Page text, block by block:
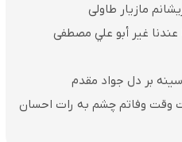
مازیار طاولی
غير أبو علي مصطفی
بر دل جواد مقدم
وقت وفاتم چشم به رات احسان